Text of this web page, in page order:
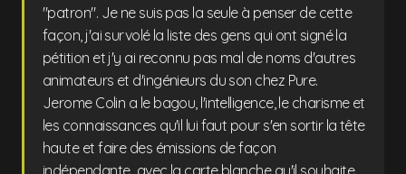
"patron". Je ne suis pas la seule à penser de cette
façon, j'ai survolé la liste des gens qui ont signé la
pétition et j'y ai reconnu pas mal de noms d'autres
animateurs et d'ingénieurs du son chez Pure.
Jerome Colin a le bagou, l'intelligence, le charisme et
les connaissances qu'il lui faut pour s'en sortir la tête
haute et faire des émissions de façon
indépendante...avec la carte blanche qu'il souhaite.